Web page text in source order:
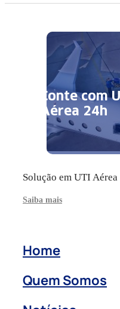
Conte com
Aérea 24h
Solução em UTI
Saiba mais
Home
Quem Somos